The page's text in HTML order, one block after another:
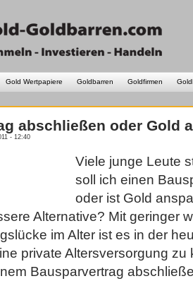
Gold Wertpapiere Goldbarren Goldfirmen
abschließen oder Gold
- 12:40
Viele junge Leute
soll ich einen
oder ist Gold
Alternative? Mit geringer
im Alter ist es in der
private Altersversorgung zu
Bausparvertrag